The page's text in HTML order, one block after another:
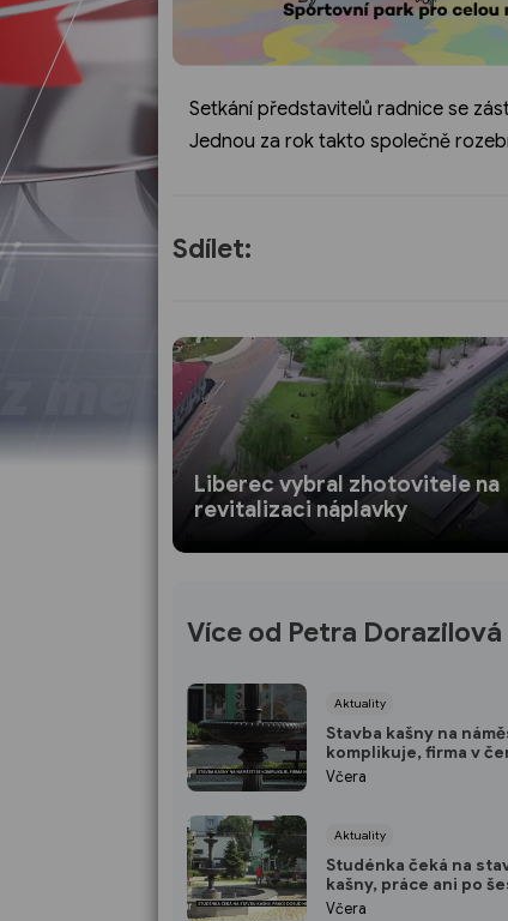
Setkání představitelů radnice se
Jednou za rok takto společně
Sdílet:
Liberec vybral zhotovitele na
revitalizaci náplavky
Více od Petra Dorazilová
Aktuality
Stavba kašny na
komplikuje, firma v
převzala staveniště,
Včera
Aktuality
Studénka čeká na
kašny, práce ani po
týdnech nezačaly
Včera